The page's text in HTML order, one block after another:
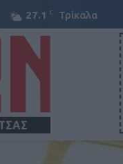
27.1 C Τρίκαλα